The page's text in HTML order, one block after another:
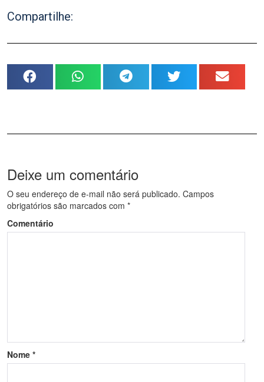
Compartilhe:
Deixe um comentário
O seu endereço de e-mail não será publicado. Campos
obrigatórios são marcados com *
Comentário
Nome *